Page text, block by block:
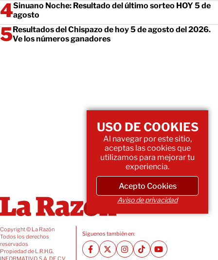
Sinuano Noche: Resultado del último sorteo HOY 5 de
agosto
Resultados del Chispazo de hoy 5 de agosto del 2026.
Ve los números ganadores
Copyright © La Razón
Todos los derechos
reservados
Propiedad de L.R.H.G.
INFORMATIVO, S.A. DE C.V.
Siguenos también en:
USO DE COOKIES
Al navegar por este sitio,
aceptas las cookies que
utilizamos para mejorar tu
experiencia.
Acepto Cookies
Aviso de privacidad